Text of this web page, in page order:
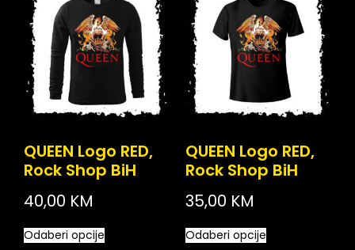
QUEEN Logo RED,
Rock Shop BiH
40,00 KM
Odaberi opcije
QUEEN Logo RED,
Rock Shop BiH
35,00 KM
Odaberi opcije